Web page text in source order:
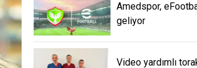
Amedspor,
geliyor
Video yardımlı